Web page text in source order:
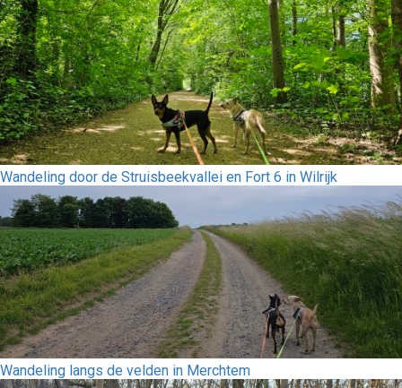
Wandeling door de Struisbeekvallei en Fort 6 in Wilrijk
Wandeling langs de velden in Merchtem